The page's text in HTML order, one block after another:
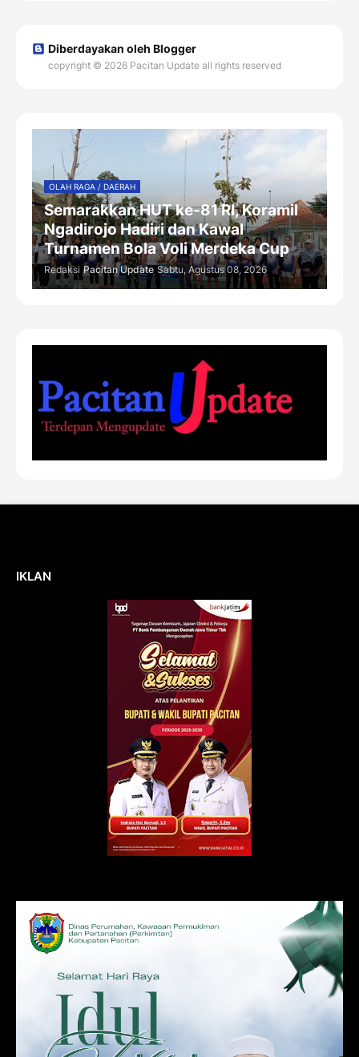
Diberdayakan oleh Blogger
copyright © 2026 Pacitan Update all rights reserved
OLAH RAGA / DAERAH
Semarakkan HUT ke-81 RI, Koramil
Ngadirojo Hadiri dan Kawal
Turnamen Bola Voli Merdeka Cup
Redaksi Pacitan Update Sabtu, Agustus 08, 2026
IKLAN